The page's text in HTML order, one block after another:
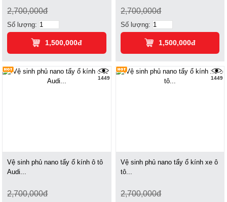
2,700,000đ
Số lượng:
1,500,000đ
2,700,000đ
Số lượng:
1,500,000đ
1449
Vệ sinh phủ nano tẩy ổ kính ô tô
Audi...
2,700,000đ
1449
Vệ sinh phủ nano tẩy ổ kính xe ô
tô...
2,700,000đ